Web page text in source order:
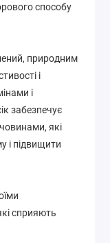
способу
природним
і
і
забезпечує
які
і підвищити
сприяють